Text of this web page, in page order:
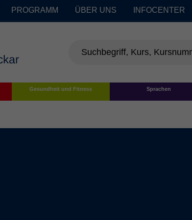
PROGRAMM ÜBER UNS INFOCENTER
Gesundheit und Fitness Sprachen